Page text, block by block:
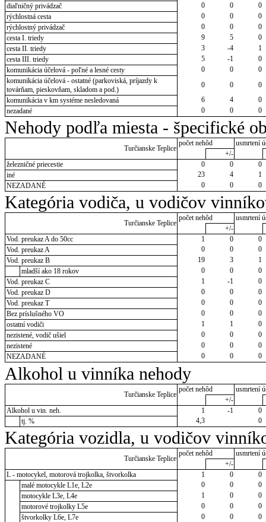
diaľničný privádzač
0 0
0
rýchlostná cesta
0 0
0
rýchlostný privádzač
0 0
0
cesta I. triedy
9 5
0
cesta II. triedy
3 -4
1
cesta III. triedy
5 -1
0
komunikácia účelová - poľné a lesné cesty
0 0
0
komunikácia účelová - ostatné (parkoviská, príjazdy k
továrňam, pieskovňam, skladom a pod.)
0 0
0
komunikácia v km systéme nesledovaná
6 4
0
nezadané
0 0 0
Nehody podľa miesta - špecifické
Turčianske Teplice
počet nehôd
usmrtení
+/-
železničné priecestie
0 0
0
iné
23 4
1
NEZADANÉ
0 0 0
Kategória vodiča, u vodičov
Turčianske Teplice
počet nehôd
usmrtení
+/-
Vod. preukaz A do 50cc
1 0
0
Vod. preukaz A
0 0
0
Vod. preukaz B
19 3
1
mladší ako 18 rokov
0 0
0
Vod. preukaz C
1 -1
0
Vod. preukaz D
0 0
0
Vod. preukaz T
0 0
0
Bez príslušného VO
0 0
0
ostatní vodiči
1 1
0
nezistené, vodič ušiel
0 0
0
nezistené
0 0
0
NEZADANÉ
0 0 0
Alkohol u vinníka nehody
Turčianske Teplice
počet nehôd
usmrtení
+/-
Alkohol u vin. neh.
1 -1
0
tj. %
4,3 0
Kategória vozidla, u vodičov
Turčianske Teplice
počet nehôd
usmrtení
+/-
L - motocykel, motorová trojkolka, štvorkolka
1 0
0
malé motocykle L1e, L2e
0 0
0
motocykle L3e, L4e
1 0
0
motorové trojkolky L5e
0 0
0
štvorkolky L6e, L7e
0 0
0